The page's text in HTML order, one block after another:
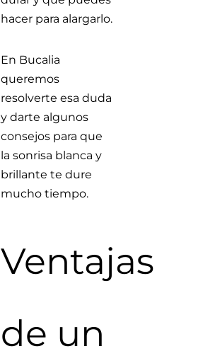
hacer para alargarlo.
En Bucalia
queremos
resolverte esa duda
y darte algunos
consejos para que
la sonrisa blanca y
brillante te dure
mucho tiempo.
Ventajas
de un